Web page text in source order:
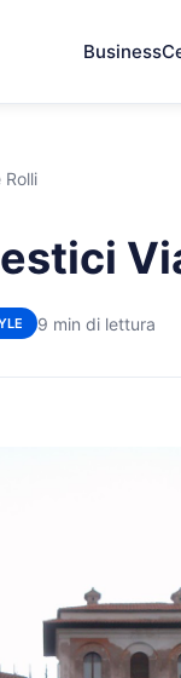
Business
9 min di lettura